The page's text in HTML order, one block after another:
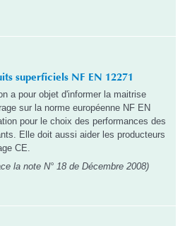
superficiels NF EN 12271
a pour objet d'informer la maitrise
sur la norme européenne NF EN
pour le choix des performances des
Elle doit aussi aider les producteurs
CE.
la note N° 18 de Décembre 2008)